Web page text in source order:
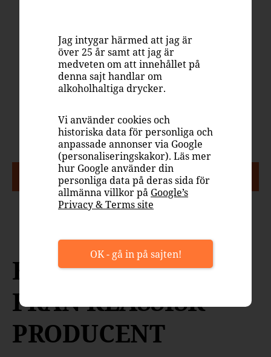
Systembolaget
Australien, South Eastern
Australia
Vitt vin, druvigt & blommigt
Gewürztraminer och riesling.
12.5%
PASSAR TILL
BLOMMIG BLEND
FRÅN KLASSISK
PRODUCENT
Jag intygar härmed att jag är
över 25 år samt att jag är
medveten om att innehållet på
denna sajt handlar om
alkoholhaltiga drycker.
Vi använder cookies och
historiska data för personliga och
anpassade annonser via Google
(personaliseringskakor). Läs mer
hur Google använder din
personliga data på deras sida för
allmänna villkor på Google’s
Privacy & Terms site
OK - gå in på sajten!